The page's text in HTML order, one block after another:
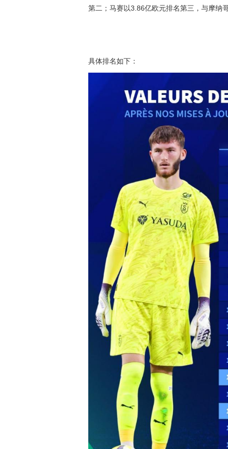
第二；马赛以3.86亿欧元排名第三，与摩纳
具体排名如下：